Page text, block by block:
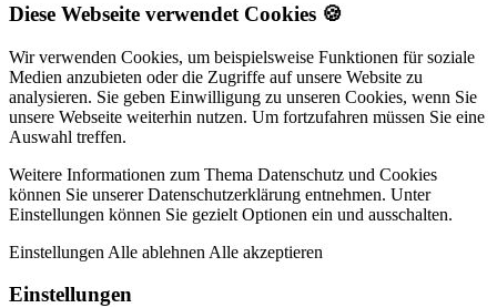
Diese Webseite verwendet Cookies 🍪
Wir verwenden Cookies, um beispielsweise Funktionen für soziale
Medien anzubieten oder die Zugriffe auf unsere Website zu
analysieren. Sie geben Einwilligung zu unseren Cookies, wenn Sie
unsere Webseite weiterhin nutzen. Um fortzufahren müssen Sie eine
Auswahl treffen.
Weitere Informationen zum Thema Datenschutz und Cookies
können Sie unserer Datenschutzerklärung entnehmen. Unter
Einstellungen können Sie gezielt Optionen ein und ausschalten.
Einstellungen Alle ablehnen Alle akzeptieren
Einstellungen